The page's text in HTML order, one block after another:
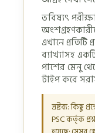
ভবিষ্যৎ
এখানে প্রতিটি
ব্যাখ্যাসহ
পাশের মেনু
টাইপ করে
দ্রষ্টব্য: কিছু
PSC কর্তৃক